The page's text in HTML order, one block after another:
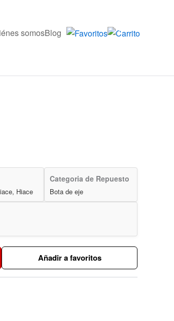
somosBlog 0
Hiace
Categoria de Repuesto
Bota de eje
Añadir a favoritos